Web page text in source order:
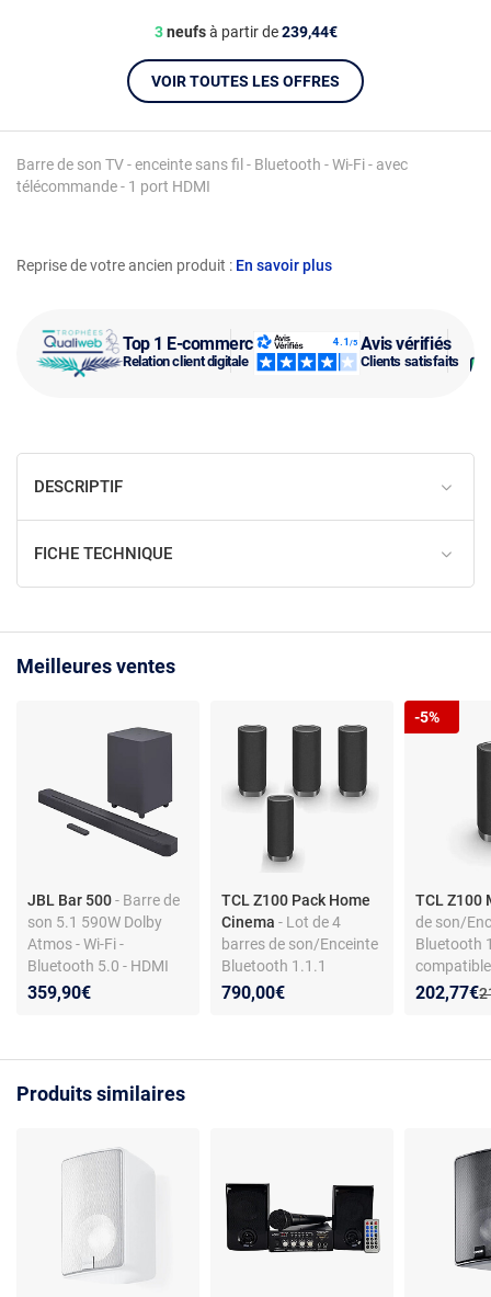
Top 1 E-commerce
Relation client digitale
Avis vérifiés
Clients satisfaits
Reprise de votre ancien produit : En savoir plus
Barre de son TV - enceinte sans fil - Bluetooth - Wi-Fi - avec
télécommande - 1 port HDMI
3neufsà partir de239,44€
VOIR TOUTES LES OFFRES
DESCRIPTIF
FICHE TECHNIQUE
Meilleures ventes
JBL Bar 500- Barre de
son 5.1 590W Dolby
Atmos - Wi-Fi -
Bluetooth 5.0 - HDMI
aARC - Caisson de
359,90€
TCL Z100 Pack Home
Cinema- Lot de 4
barres de son/Enceinte
Bluetooth 1.1.1
compatible Dolby
790,00€
TCL Z100
de son/
Bluetooth
Atmos
Nouveau
202,77€
-5%
Produits similaires